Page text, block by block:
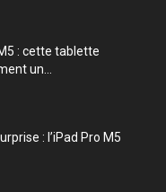
: cette tablette
un...
: l’iPad Pro M5